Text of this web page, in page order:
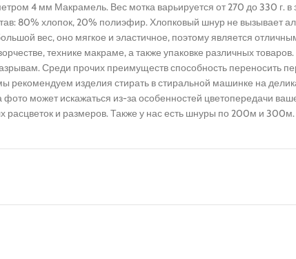
4 мм Макрамель. Вес мотка варьируется от 270 до 330 г.
80% хлопок, 20% полиэфир. Хлопковый шнур не вызывает
вес, оно мягкое и эластичное, поэтому является
технике макраме, а также упаковке различных
Среди прочих преимуществ способность переносить
рекомендуем изделия стирать в стиральной машинке на
фото может искажаться из-за особенностей цветопередачи
и размеров. Также у нас есть шнуры по 200м и 300м.